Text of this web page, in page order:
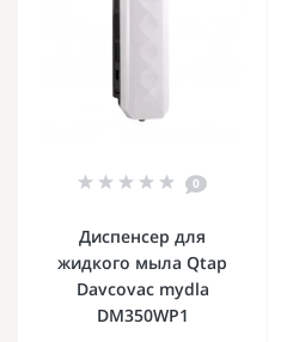
0
Диспенсер для
жидкого мыла Qtap
Davcovac mydla
DM350WP1